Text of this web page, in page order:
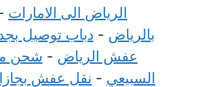
الرياض الى الامارات
بالرياض - دباب توصيل
عفش الرياض - شحن
السبيعي - نقل عفش